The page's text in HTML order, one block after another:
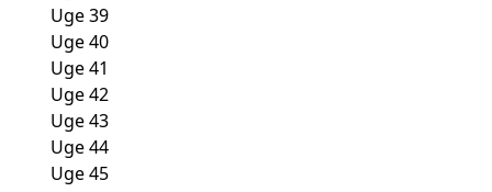
Uge 39
Uge 40
Uge 41
Uge 42
Uge 43
Uge 44
Uge 45